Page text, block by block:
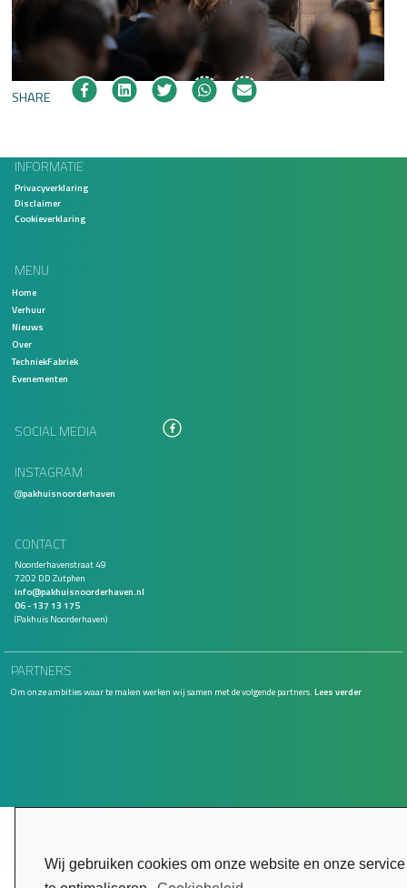
Wij gebruiken cookies om onze website en onze service
SHARE
INFORMATIE
Privacyverklaring
Disclaimer
Cookieverklaring
MENU
Home
Verhuur
Nieuws
Over
TechniekFabriek
Evenementen
SOCIAL MEDIA
INSTAGRAM
@pakhuisnoorderhaven
CONTACT
Noorderhavenstraat 49
7202 DD Zutphen
info@pakhuisnoorderhaven.nl
06 - 137 13 175
(Pakhuis Noorderhaven)
PARTNERS
Om onze ambities waar te maken werken wij samen met de volgende partners.Lees verder